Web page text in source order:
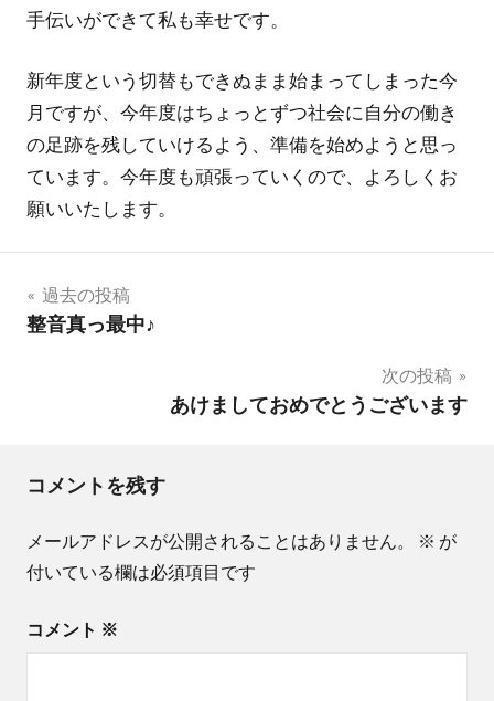
手伝いができて私も幸せです。
新年度という切替もできぬまま始まってしまった今
月ですが、今年度はちょっとずつ社会に自分の働き
の足跡を残していけるよう、準備を始めようと思っ
ています。今年度も頑張っていくので、よろしくお
願いいたします。
投
稿
ゲ
シ
ン
過去の投稿
整音真っ最中♪
次の投稿
あけましておめでとうございます
コメントを残す
メールアドレスが公開されることはありません。 ※ が
付いている欄は必須項目です
コメント ※